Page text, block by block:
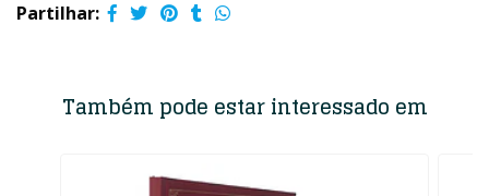
Partilhar:
Também pode estar interessado em